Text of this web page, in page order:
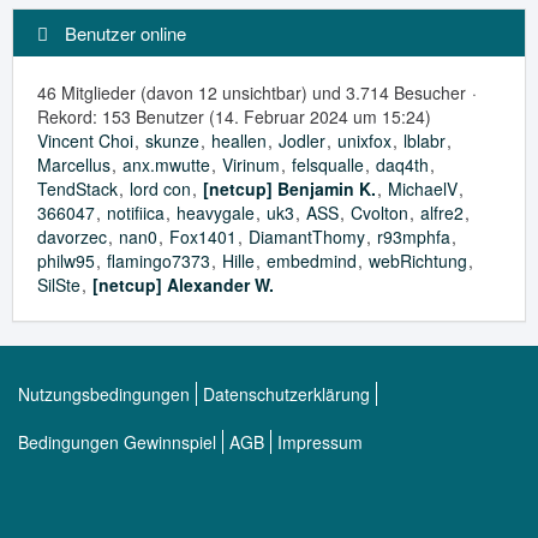
Benutzer online
46 Mitglieder (davon 12 unsichtbar) und 3.714 Besucher
Rekord: 153 Benutzer (14. Februar 2024 um 15:24)
Vincent Choi skunze heallen Jodler unixfox lblabr
Marcellus anx.mwutte Virinum felsqualle daq4th
TendStack lord con [netcup] Benjamin K. MichaelV
366047 notifiica heavygale uk3 ASS Cvolton alfre2
davorzec nan0 Fox1401 DiamantThomy r93mphfa
philw95 flamingo7373 Hille embedmind webRichtung
SilSte [netcup] Alexander W.
Nutzungsbedingungen
Datenschutzerklärung
Bedingungen Gewinnspiel AGB Impressum